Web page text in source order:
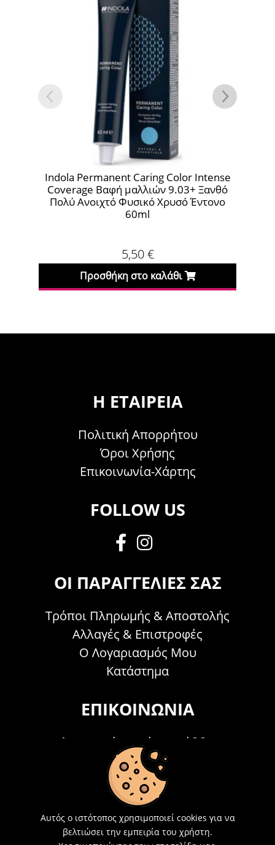
Indola Permanent Caring Color Intense
Coverage Βαφή μαλλιών 9.03+ Ξανθό
Πολύ Ανοιχτό Φυσικό Χρυσό Έντονο
Προσθήκη στο καλάθι
Indola
Η ΕΤΑΙΡΕΊΑ
Πολιτική Απορρήτου
Όροι Χρήσης
Επικοινωνία-Χάρτης
FOLLOW US
ΟΙ ΠΑΡΑΓΓΕΛΊΕΣ ΣΑΣ
Τρόποι Πληρωμής & Αποστολής
Αλλαγές & Επιστροφές
Ο Λογαριασμός Μου
Κατάστημα
ΕΠΙΚΟΙΝΩΝΊΑ
Τηλεφωνικά Δευτέρα - Σάββατο
09:00 - 15:00
Τ: 26214 00104
info@acosmetics.gr
Αυτός ο ιστότοπος χρησιμοποιεί cookies για να
βελτιώσει την εμπειρία του χρήστη.